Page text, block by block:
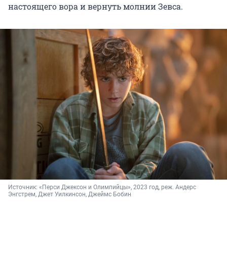
настоящего вора и вернуть молнии Зевса.
Источник: «Перси Джексон и Олимпийцы», 2023 год, реж. Андерс
Энгстрем, Джет Уилкинсон, Джеймс Бобин